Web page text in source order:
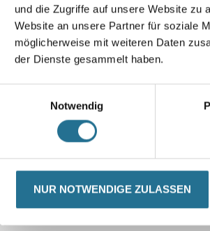
und die Zugriffe auf unsere Website zu
Website an unsere Partner für soziale
möglicherweise mit weiteren Daten
der Dienste gesammelt haben.
Notwendig
NUR NOTWENDIGE ZULASSEN
CURRENT
TAB:
PRODUKTEIGENSCHAFTEN